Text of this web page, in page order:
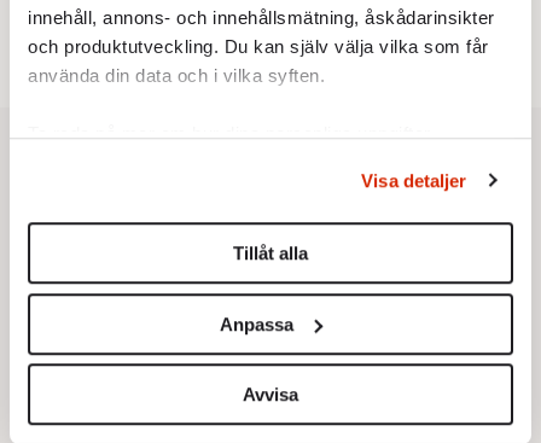
innehåll, annons- och innehållsmätning, åskådarinsikter
och produktutveckling. Du kan själv välja vilka som får
använda din data och i vilka syften.
Ta reda på mer om hur dina personliga uppgifter
Du kan ändra eller dra tillbaka ditt samtycke när som
helst från cookie-förklaringen.
Vi använder enhetsidentifierare för att anpassa innehållet
för sociala medier och analysera vår trafik. Vi
vidarebefordrar även sådana identifierare och annan
information från din enhet till de sociala medier och
annons- och analysföretag som vi samarbetar med.
Visa detaljer
Tillåt alla
Anpassa
Avvisa
6.Johan Romin:Varför ställs aldrig dessa frågor?